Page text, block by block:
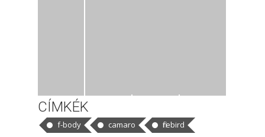
CÍMKÉK
f-body camaro firebird